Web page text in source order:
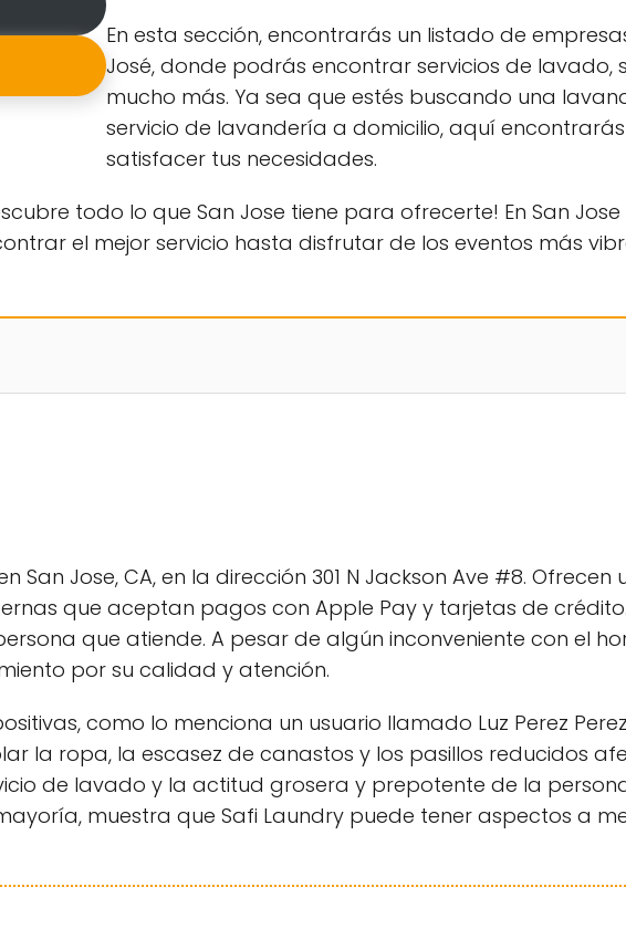
En esta sección, encontrarás un listado de
José, donde podrás encontrar servicios de lavado,
mucho más. Ya sea que estés buscando una
servicio de lavandería a domicilio, aquí
satisfacer tus necesidades.
todo lo que San Jose tiene para ofrecerte! En San
el mejor servicio hasta disfrutar de los eventos más
Jose, CA, en la dirección 301 N Jackson Ave #8. Ofrecen
que aceptan pagos con Apple Pay y tarjetas de
que atiende. A pesar de algún inconveniente con el
por su calidad y atención.
como lo menciona un usuario llamado Luz Perez
la ropa, la escasez de canastos y los pasillos reducidos
de lavado y la actitud grosera y prepotente de la
muestra que Safi Laundry puede tener aspectos a